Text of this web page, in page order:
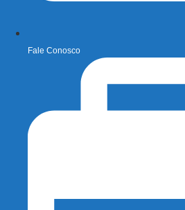
Fale Conosco